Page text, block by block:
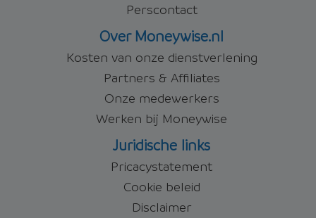
Perscontact
Over Moneywise.nl
Kosten van onze dienstverlening
Partners & Affiliates
Onze medewerkers
Werken bij Moneywise
Juridische links
Pricacystatement
Cookie beleid
Disclaimer